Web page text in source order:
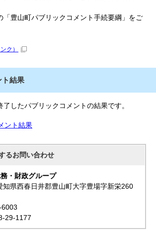
「豊山町パブリックコメント手続要綱」をご
ク）
ト結果
了したパブリックコメントの結果です。
ント結果
るお問い合わせ
・財政グループ
県西春日井郡豊山町大字豊場字新栄260
29-1177